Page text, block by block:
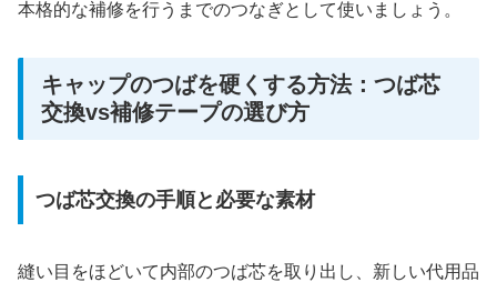
本格的な補修を行うまでのつなぎとして使いましょう。
キャップのつばを硬くする方法：つば芯
交換vs補修テープの選び方
つば芯交換の手順と必要な素材
縫い目をほどいて内部のつば芯を取り出し、新しい代用品